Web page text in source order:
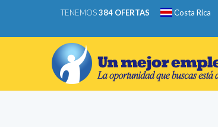
TENEMOS384 OFERTAS Costa Rica